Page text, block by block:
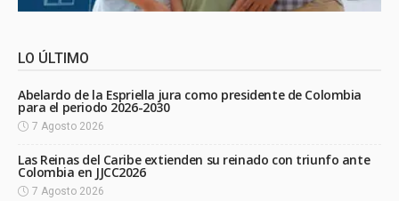
LO ÚLTIMO
Abelardo de la Espriella jura como presidente de Colombia
para el periodo 2026-2030
7 Agosto 2026
Las Reinas del Caribe extienden su reinado con triunfo ante
Colombia en JJCC2026
7 Agosto 2026